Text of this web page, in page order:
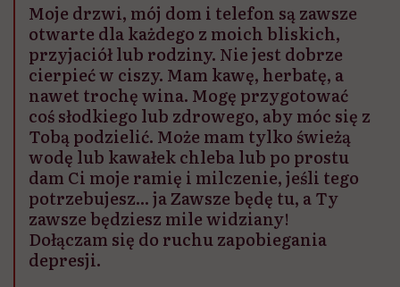
Moje drzwi, mój dom i telefon są zawsze
otwarte dla każdego z moich bliskich,
przyjaciół lub rodziny. Nie jest dobrze
cierpieć w ciszy. Mam kawę, herbatę, a
nawet trochę wina. Mogę przygotować
coś słodkiego lub zdrowego, aby móc się z
Tobą podzielić. Może mam tylko świeżą
wodę lub kawałek chleba lub po prostu
dam Ci moje ramię i milczenie, jeśli tego
potrzebujesz... ja Zawsze będę tu, a Ty
zawsze będziesz mile widziany!
Dołączam się do ruchu zapobiegania
depresji.